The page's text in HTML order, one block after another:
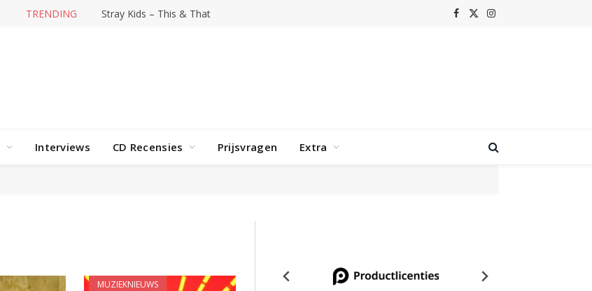
TRENDING Stray Kids – This & That Facebook
X
Instagram
Interviews CD Recensies Prijsvragen Extra
MUZIEKNIEUWS